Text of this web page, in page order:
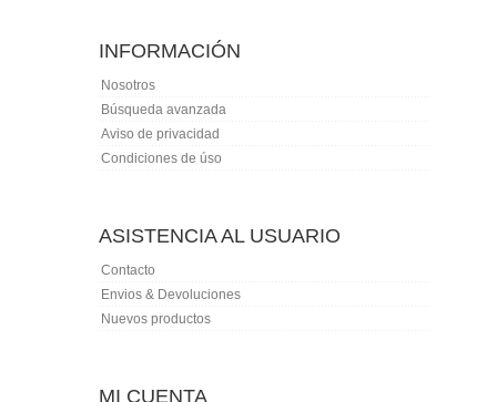
INFORMACIÓN
Nosotros
Búsqueda avanzada
Aviso de privacidad
Condiciones de úso
ASISTENCIA AL USUARIO
Contacto
Envios & Devoluciones
Nuevos productos
MI CUENTA